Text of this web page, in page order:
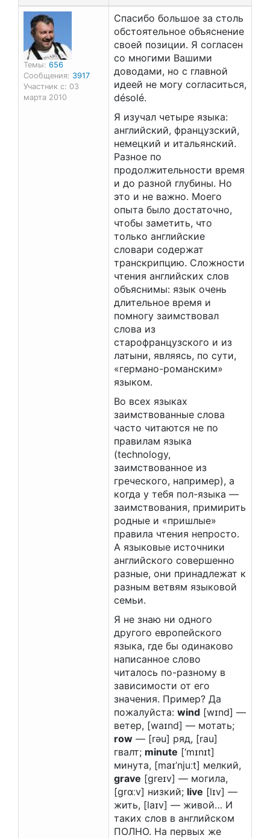
Темы: 656
Сообщения: 3917
Участник с: 03
марта 2010
Спасибо большое за столь
обстоятельное объяснение
своей позиции. Я согласен
со многими Вашими
доводами, но с главной
идеей не могу согласиться,
désolé.
Я изучал четыре языка:
английский, французский,
немецкий и итальянский.
Разное по
продолжительности время
и до разной глубины. Но
это и не важно. Моего
опыта было достаточно,
чтобы заметить, что
только английские
словари содержат
транскрипцию. Сложности
чтения английских слов
объяснимы: язык очень
длительное время и
помногу заимствовал
слова из
старофранцузского и из
латыни, являясь, по сути,
«германо-романским»
языком.
Во всех языках
заимствованные слова
часто читаются не по
правилам языка
(technology,
заимствованное из
греческого, например), а
когда у тебя пол-языка —
заимствования, примирить
родные и «пришлые»
правила чтения непросто.
А языковые источники
английского совершенно
разные, они принадлежат к
разным ветвям языковой
семьи.
Я не знаю ни одного
другого европейского
языка, где бы одинаково
написанное слово
читалось по-разному в
зависимости от его
значения. Пример? Да
пожалуйста: wind [wɪnd] —
ветер, [waɪnd] — мотать;
row — [rəu] ряд, [rau]
гвалт; minute [‘mɪnɪt]
минута, [maɪ’njuːt] мелкий,
grave [greɪv] — могила,
[grɑːv] низкий; live [lɪv] —
жить, [laɪv] — живой… И
таких слов в английском
ПОЛНО. На первых же